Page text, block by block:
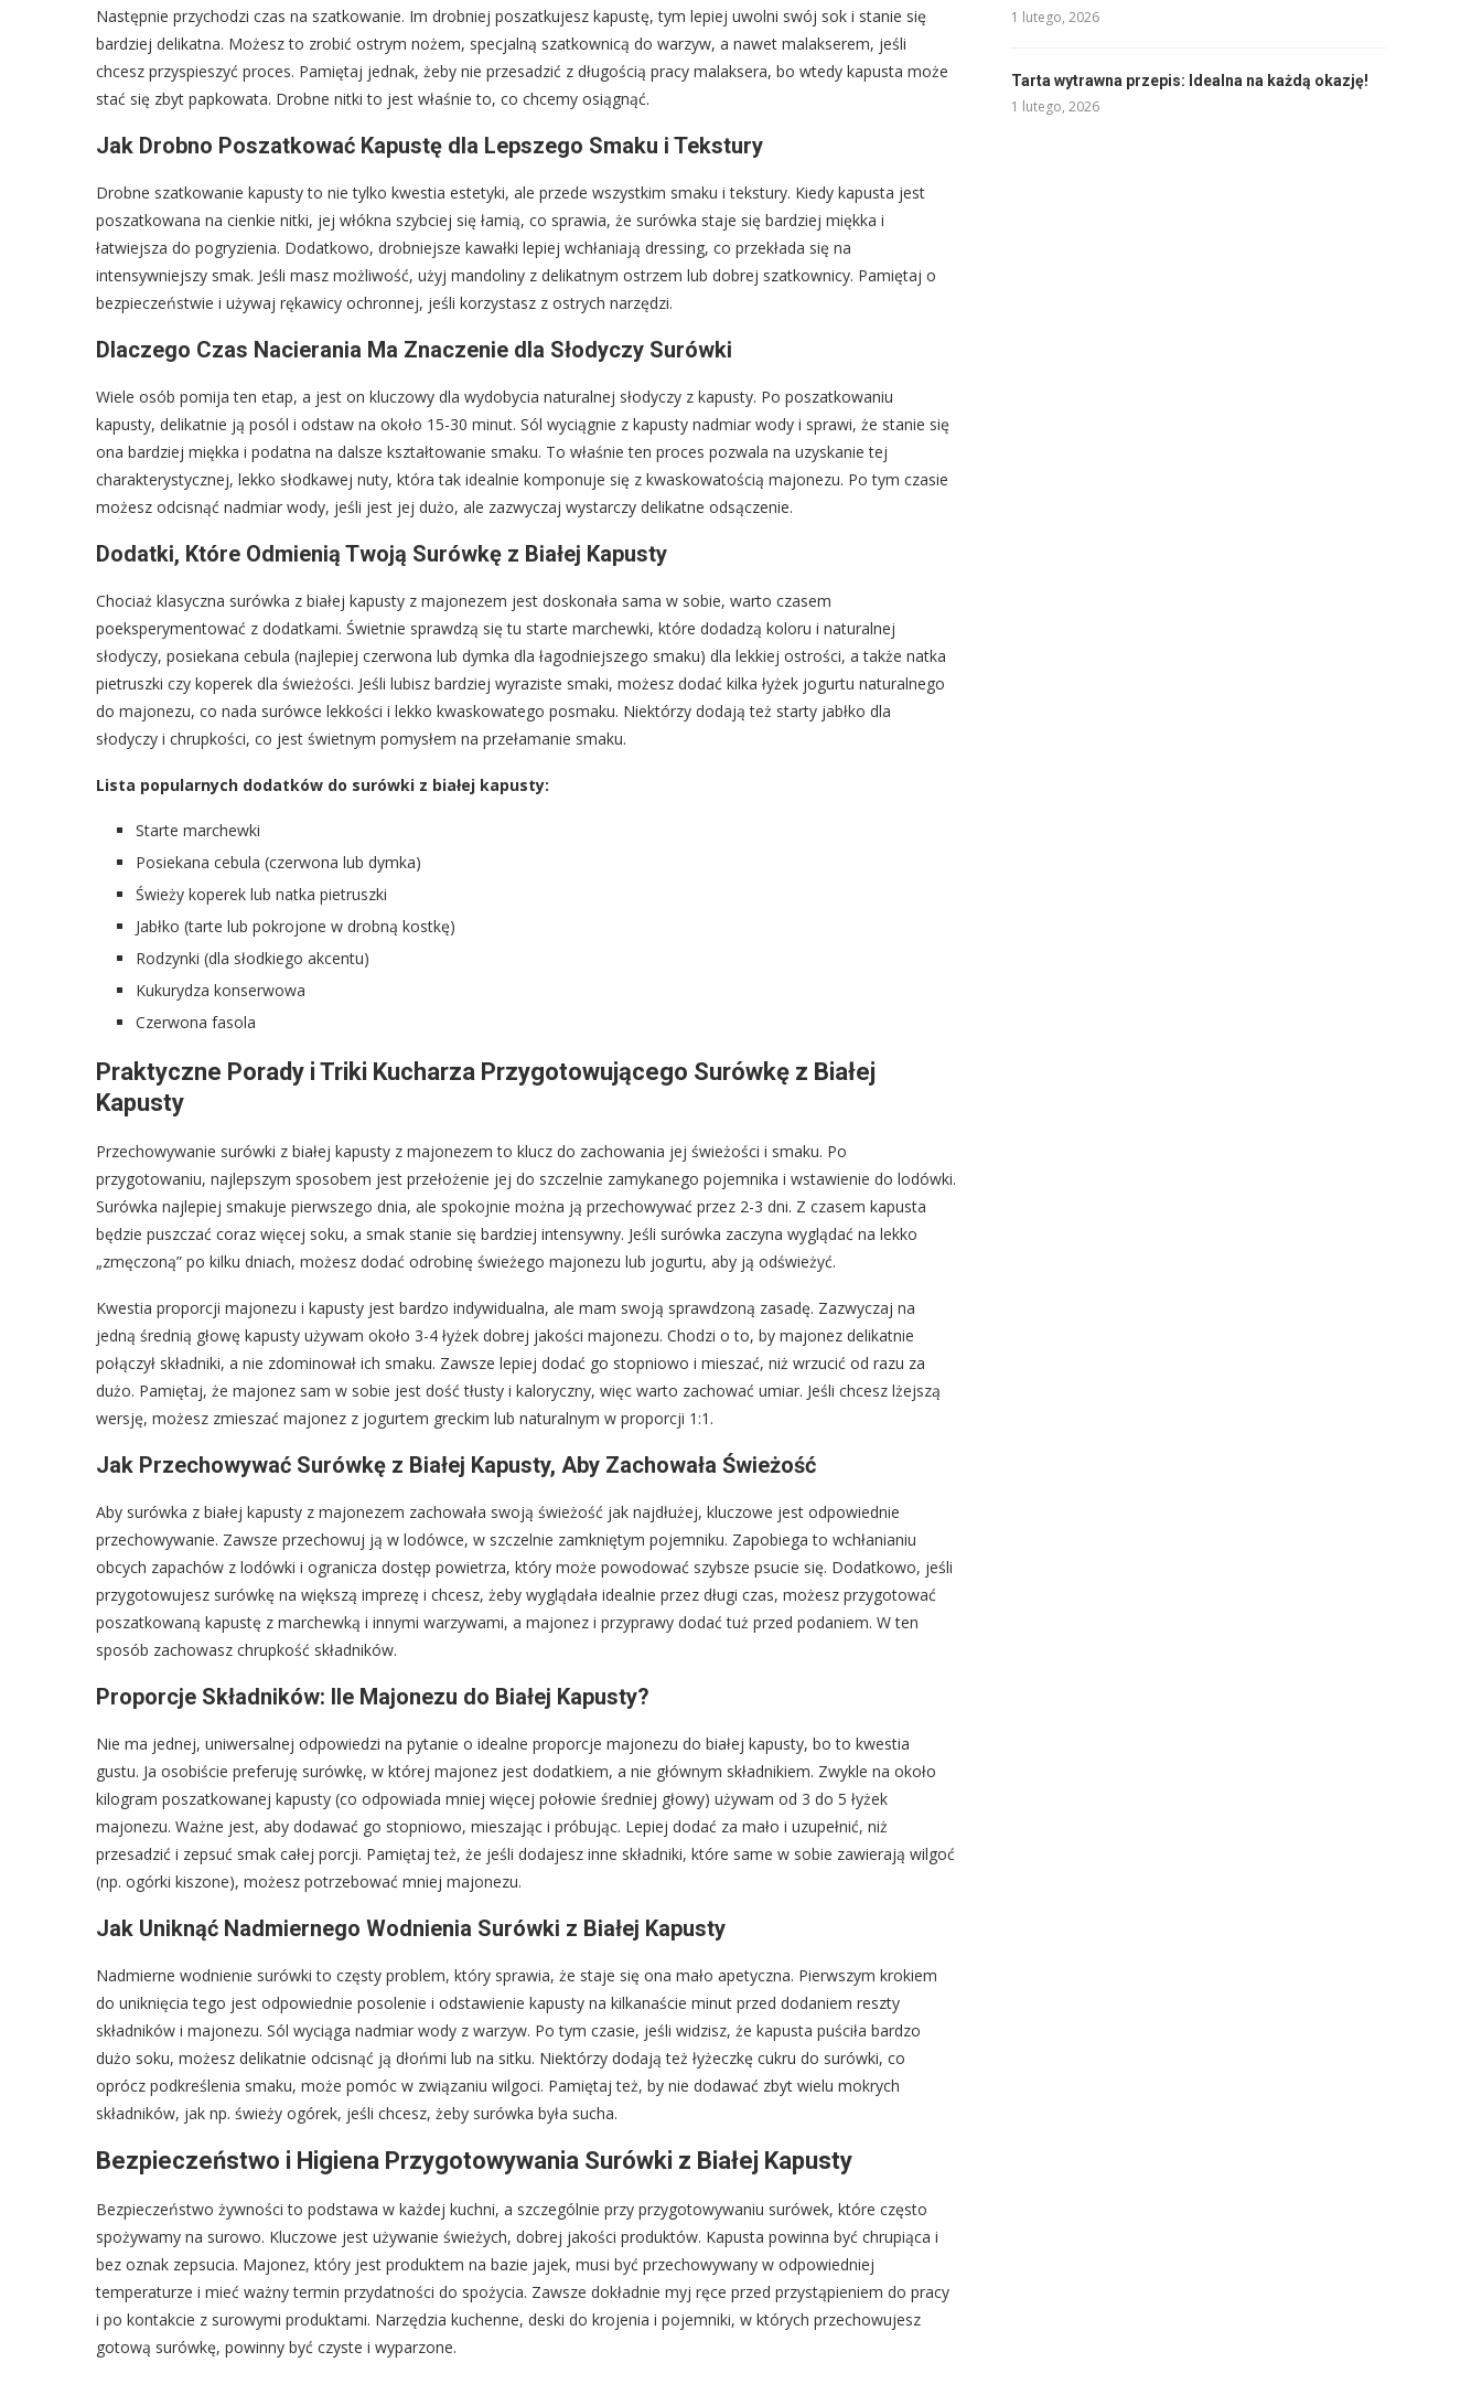
Następnie przychodzi czas na szatkowanie. Im drobniej poszatkujesz kapustę, tym lepiej uwolni swój sok i stanie się
bardziej delikatna. Możesz to zrobić ostrym nożem, specjalną szatkownicą do warzyw, a nawet malakserem, jeśli
chcesz przyspieszyć proces. Pamiętaj jednak, żeby nie przesadzić z długością pracy malaksera, bo wtedy kapusta może
stać się zbyt papkowata. Drobne nitki to jest właśnie to, co chcemy osiągnąć.
Jak Drobno Poszatkować Kapustę dla Lepszego Smaku i Tekstury
Drobne szatkowanie kapusty to nie tylko kwestia estetyki, ale przede wszystkim smaku i tekstury. Kiedy kapusta jest
poszatkowana na cienkie nitki, jej włókna szybciej się łamią, co sprawia, że surówka staje się bardziej miękka i
łatwiejsza do pogryzienia. Dodatkowo, drobniejsze kawałki lepiej wchłaniają dressing, co przekłada się na
intensywniejszy smak. Jeśli masz możliwość, użyj mandoliny z delikatnym ostrzem lub dobrej szatkownicy. Pamiętaj o
bezpieczeństwie i używaj rękawicy ochronnej, jeśli korzystasz z ostrych narzędzi.
Dlaczego Czas Nacierania Ma Znaczenie dla Słodyczy Surówki
Wiele osób pomija ten etap, a jest on kluczowy dla wydobycia naturalnej słodyczy z kapusty. Po poszatkowaniu
kapusty, delikatnie ją posól i odstaw na około 15-30 minut. Sól wyciągnie z kapusty nadmiar wody i sprawi, że stanie się
ona bardziej miękka i podatna na dalsze kształtowanie smaku. To właśnie ten proces pozwala na uzyskanie tej
charakterystycznej, lekko słodkawej nuty, która tak idealnie komponuje się z kwaskowatością majonezu. Po tym czasie
możesz odcisnąć nadmiar wody, jeśli jest jej dużo, ale zazwyczaj wystarczy delikatne odsączenie.
Dodatki, Które Odmienią Twoją Surówkę z Białej Kapusty
Chociaż klasyczna surówka z białej kapusty z majonezem jest doskonała sama w sobie, warto czasem
poeksperymentować z dodatkami. Świetnie sprawdzą się tu starte marchewki, które dodadzą koloru i naturalnej
słodyczy, posiekana cebula (najlepiej czerwona lub dymka dla łagodniejszego smaku) dla lekkiej ostrości, a także natka
pietruszki czy koperek dla świeżości. Jeśli lubisz bardziej wyraziste smaki, możesz dodać kilka łyżek jogurtu naturalnego
do majonezu, co nada surówce lekkości i lekko kwaskowatego posmaku. Niektórzy dodają też starty jabłko dla
słodyczy i chrupkości, co jest świetnym pomysłem na przełamanie smaku.
Lista popularnych dodatków do surówki z białej kapusty:
Starte marchewki
Posiekana cebula (czerwona lub dymka)
Świeży koperek lub natka pietruszki
Jabłko (tarte lub pokrojone w drobną kostkę)
Rodzynki (dla słodkiego akcentu)
Kukurydza konserwowa
Czerwona fasola
Praktyczne Porady i Triki Kucharza Przygotowującego Surówkę z Białej
Kapusty
Przechowywanie surówki z białej kapusty z majonezem to klucz do zachowania jej świeżości i smaku. Po
przygotowaniu, najlepszym sposobem jest przełożenie jej do szczelnie zamykanego pojemnika i wstawienie do lodówki.
Surówka najlepiej smakuje pierwszego dnia, ale spokojnie można ją przechowywać przez 2-3 dni. Z czasem kapusta
będzie puszczać coraz więcej soku, a smak stanie się bardziej intensywny. Jeśli surówka zaczyna wyglądać na lekko
„zmęczoną” po kilku dniach, możesz dodać odrobinę świeżego majonezu lub jogurtu, aby ją odświeżyć.
Kwestia proporcji majonezu i kapusty jest bardzo indywidualna, ale mam swoją sprawdzoną zasadę. Zazwyczaj na
jedną średnią głowę kapusty używam około 3-4 łyżek dobrej jakości majonezu. Chodzi o to, by majonez delikatnie
połączył składniki, a nie zdominował ich smaku. Zawsze lepiej dodać go stopniowo i mieszać, niż wrzucić od razu za
dużo. Pamiętaj, że majonez sam w sobie jest dość tłusty i kaloryczny, więc warto zachować umiar. Jeśli chcesz lżejszą
wersję, możesz zmieszać majonez z jogurtem greckim lub naturalnym w proporcji 1:1.
Jak Przechowywać Surówkę z Białej Kapusty, Aby Zachowała Świeżość
Aby surówka z białej kapusty z majonezem zachowała swoją świeżość jak najdłużej, kluczowe jest odpowiednie
przechowywanie. Zawsze przechowuj ją w lodówce, w szczelnie zamkniętym pojemniku. Zapobiega to wchłanianiu
obcych zapachów z lodówki i ogranicza dostęp powietrza, który może powodować szybsze psucie się. Dodatkowo, jeśli
przygotowujesz surówkę na większą imprezę i chcesz, żeby wyglądała idealnie przez długi czas, możesz przygotować
poszatkowaną kapustę z marchewką i innymi warzywami, a majonez i przyprawy dodać tuż przed podaniem. W ten
sposób zachowasz chrupkość składników.
Proporcje Składników: Ile Majonezu do Białej Kapusty?
Nie ma jednej, uniwersalnej odpowiedzi na pytanie o idealne proporcje majonezu do białej kapusty, bo to kwestia
gustu. Ja osobiście preferuję surówkę, w której majonez jest dodatkiem, a nie głównym składnikiem. Zwykle na około
kilogram poszatkowanej kapusty (co odpowiada mniej więcej połowie średniej głowy) używam od 3 do 5 łyżek
majonezu. Ważne jest, aby dodawać go stopniowo, mieszając i próbując. Lepiej dodać za mało i uzupełnić, niż
przesadzić i zepsuć smak całej porcji. Pamiętaj też, że jeśli dodajesz inne składniki, które same w sobie zawierają wilgoć
(np. ogórki kiszone), możesz potrzebować mniej majonezu.
Jak Uniknąć Nadmiernego Wodnienia Surówki z Białej Kapusty
Nadmierne wodnienie surówki to częsty problem, który sprawia, że staje się ona mało apetyczna. Pierwszym krokiem
do uniknięcia tego jest odpowiednie posolenie i odstawienie kapusty na kilkanaście minut przed dodaniem reszty
składników i majonezu. Sól wyciąga nadmiar wody z warzyw. Po tym czasie, jeśli widzisz, że kapusta puściła bardzo
dużo soku, możesz delikatnie odcisnąć ją dłońmi lub na sitku. Niektórzy dodają też łyżeczkę cukru do surówki, co
oprócz podkreślenia smaku, może pomóc w związaniu wilgoci. Pamiętaj też, by nie dodawać zbyt wielu mokrych
składników, jak np. świeży ogórek, jeśli chcesz, żeby surówka była sucha.
Bezpieczeństwo i Higiena Przygotowywania Surówki z Białej Kapusty
Bezpieczeństwo żywności to podstawa w każdej kuchni, a szczególnie przy przygotowywaniu surówek, które często
spożywamy na surowo. Kluczowe jest używanie świeżych, dobrej jakości produktów. Kapusta powinna być chrupiąca i
bez oznak zepsucia. Majonez, który jest produktem na bazie jajek, musi być przechowywany w odpowiedniej
temperaturze i mieć ważny termin przydatności do spożycia. Zawsze dokładnie myj ręce przed przystąpieniem do pracy
i po kontakcie z surowymi produktami. Narzędzia kuchenne, deski do krojenia i pojemniki, w których przechowujesz
gotową surówkę, powinny być czyste i wyparzone.
1 lutego, 2026
Tarta wytrawna przepis: Idealna na każdą okazję!
1 lutego, 2026